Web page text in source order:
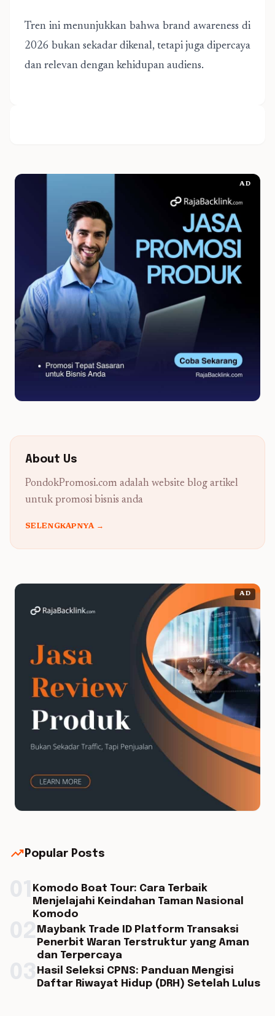
Tren ini menunjukkan bahwa brand awareness di
2026 bukan sekadar dikenal, tetapi juga dipercaya
dan relevan dengan kehidupan audiens.
AD
About Us
PondokPromosi.com adalah website blog artikel
untuk promosi bisnis anda
SELENGKAPNYA →
AD
trending_up Popular Posts
Komodo Boat Tour: Cara Terbaik
Menjelajahi Keindahan Taman Nasional
Komodo
Maybank Trade ID Platform Transaksi
Penerbit Waran Terstruktur yang Aman
dan Terpercaya
Hasil Seleksi CPNS: Panduan Mengisi
Daftar Riwayat Hidup (DRH) Setelah Lulus